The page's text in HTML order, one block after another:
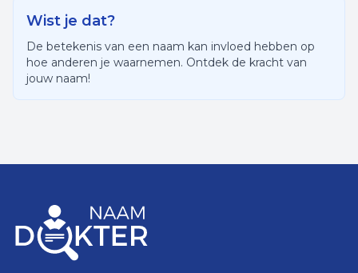
Wist je dat?
De betekenis van een naam kan invloed hebben op
hoe anderen je waarnemen. Ontdek de kracht van
jouw naam!